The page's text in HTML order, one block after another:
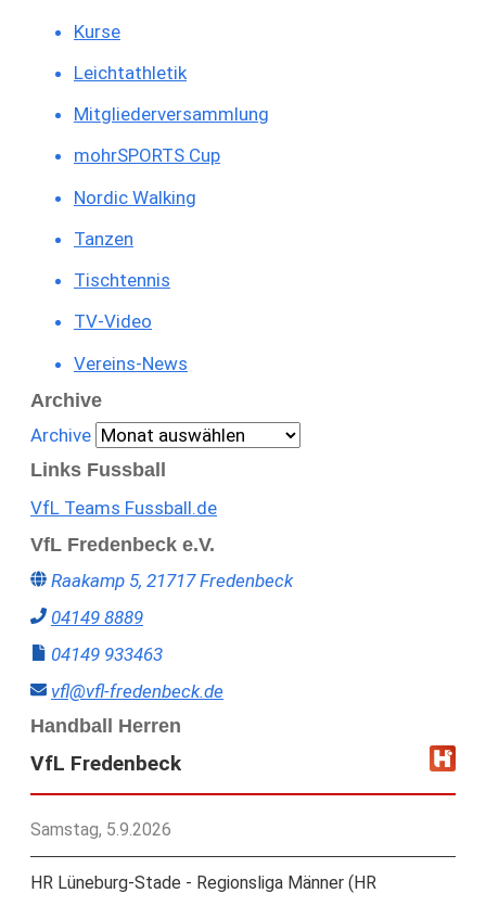
Kurse
Leichtathletik
Mitgliederversammlung
mohrSPORTS Cup
Nordic Walking
Tanzen
Tischtennis
TV-Video
Vereins-News
Archive
Archive
Links Fussball
VfL Teams Fussball.de
VfL Fredenbeck e.V.
Raakamp 5, 21717 Fredenbeck
04149 8889
04149 933463
vfl@vfl-fredenbeck.de
Handball Herren
VfL Fredenbeck
Samstag, 5.9.2026
HR Lüneburg-Stade - Regionsliga Männer (HR